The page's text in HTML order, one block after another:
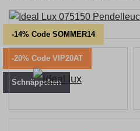
-14% Code SOMMER14
-20% Code VIP20AT
Schnäppchen